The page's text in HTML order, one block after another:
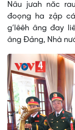
Nâu jưah năc
đoọng ha zập
g’lêêh âng đay
âng Đảng, Nhà